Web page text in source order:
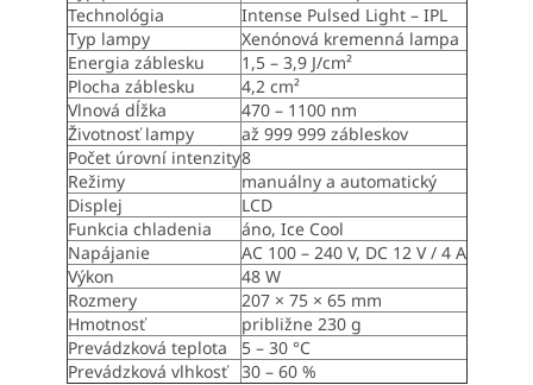
Technológia
Intense Pulsed Light – IPL
Typ lampy
Xenónová kremenná lampa
Energia záblesku
1,5 – 3,9 J/cm²
Plocha záblesku
4,2 cm²
Vlnová dĺžka
470 – 1100 nm
Životnosť lampy
až 999 999 zábleskov
Počet úrovní intenzity8
Režimy
manuálny a automatický
Displej
LCD
Funkcia chladenia
áno, Ice Cool
Napájanie
AC 100 – 240 V, DC 12 V / 4 A
Výkon
48 W
Rozmery
207 × 75 × 65 mm
Hmotnosť
približne 230 g
Prevádzková teplota
5 – 30 °C
Prevádzková vlhkosť
30 – 60 %